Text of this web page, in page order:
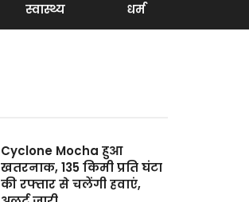
स्वास्थ्य धर्म
Cyclone Mocha हुआ
खतरनाक, 135 किमी प्रति घंटा
की रफ्तार से चलेंगी हवाएं,